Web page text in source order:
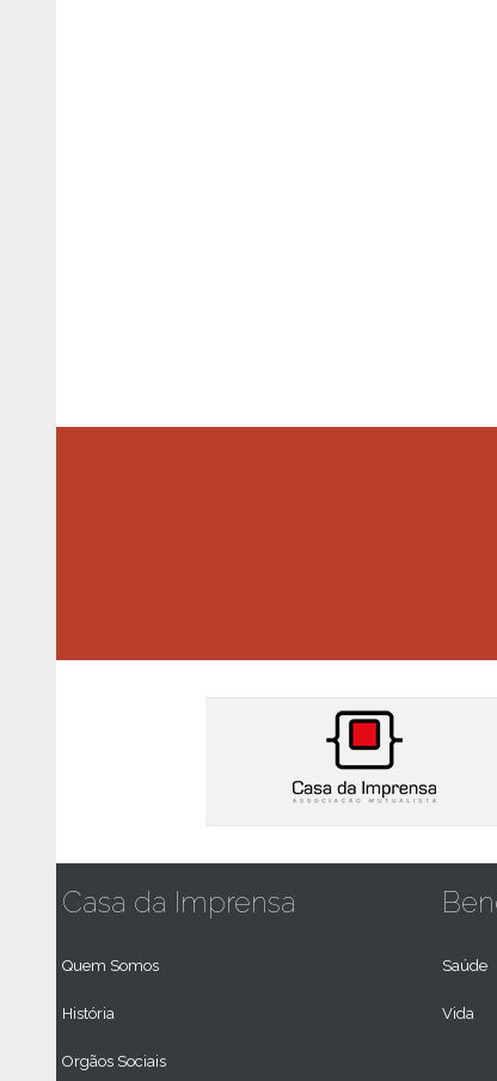
Casa da Imprensa
Quem Somos
História
Orgãos Sociais
Saúde
Vida